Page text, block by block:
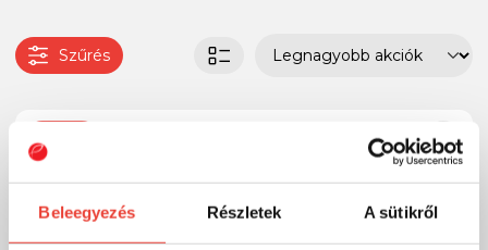
Beleegyezés Részletek A sütikről
Szűrés
-13%